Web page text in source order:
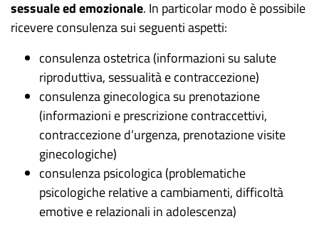
sessuale ed emozionale. In particolar modo è possibile
ricevere consulenza sui seguenti aspetti:
consulenza ostetrica (informazioni su salute
riproduttiva, sessualità e contraccezione)
consulenza ginecologica su prenotazione
(informazioni e prescrizione contraccettivi,
contraccezione d’urgenza, prenotazione visite
ginecologiche)
consulenza psicologica (problematiche
psicologiche relative a cambiamenti, difficoltà
emotive e relazionali in adolescenza)